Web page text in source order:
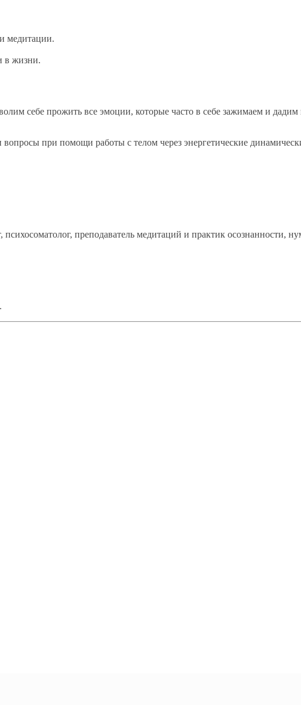
медитации.
в жизни.
себе прожить все эмоции, которые часто в себе зажимаем и
при помощи работы с телом через энергетические
преподаватель медитаций и практик осознанности,